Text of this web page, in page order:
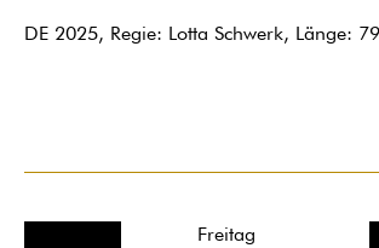
DE 2025, Regie: Lotta Schwerk, Länge:
Freitag